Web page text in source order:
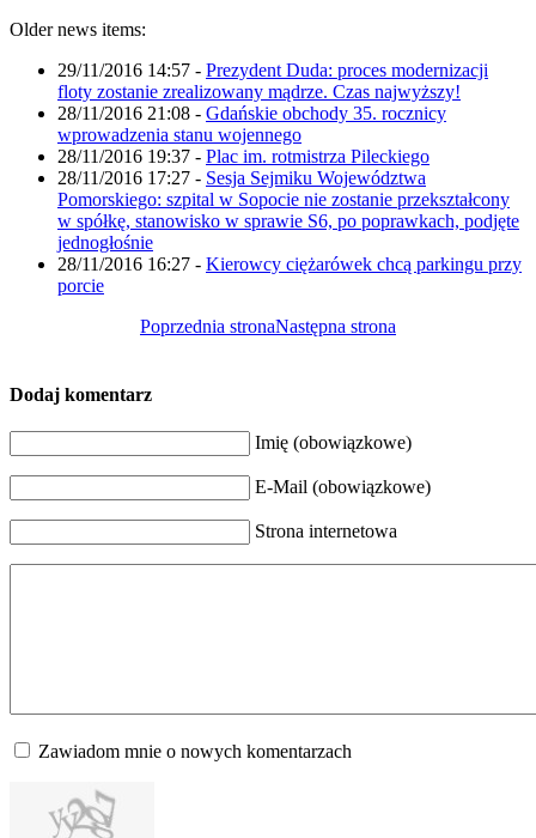
Older news items:
29/11/2016 14:57 - Prezydent Duda: proces modernizacji
floty zostanie zrealizowany mądrze. Czas najwyższy!
28/11/2016 21:08 - Gdańskie obchody 35. rocznicy
wprowadzenia stanu wojennego
28/11/2016 19:37 - Plac im. rotmistrza Pileckiego
28/11/2016 17:27 - Sesja Sejmiku Województwa
Pomorskiego: szpital w Sopocie nie zostanie przekształcony
w spółkę, stanowisko w sprawie S6, po poprawkach, podjęte
jednogłośnie
28/11/2016 16:27 - Kierowcy ciężarówek chcą parkingu przy
porcie
Poprzednia stronaNastępna strona
Dodaj komentarz
Imię (obowiązkowe)
E-Mail (obowiązkowe)
Strona internetowa
Zawiadom mnie o nowych komentarzach